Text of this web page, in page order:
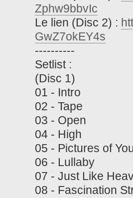
Zphw9bbvIc
Le lien (Disc 2) :
GwZ7okEY4s
----------
Setlist :
(Disc 1)
01 - Intro
02 - Tape
03 - Open
04 - High
05 - Pictures of
06 - Lullaby
07 - Just Like
08 - Fascination